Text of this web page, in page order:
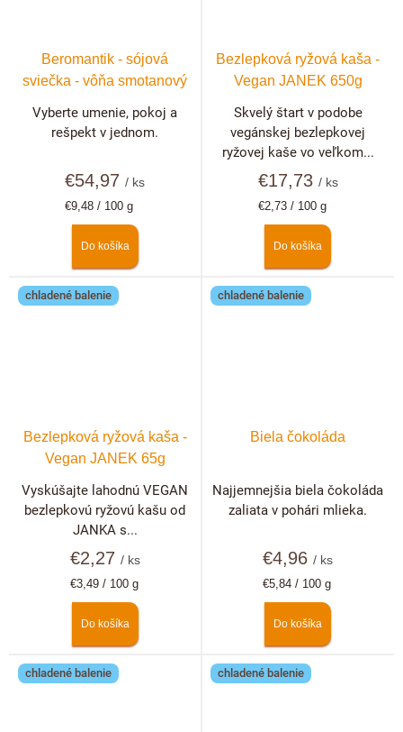
Beromantik - sójová
sviečka - vôňa smotanový
€54,97/ ks
Jednotková
€9,48 / 100 g
Do košíka
Vyberte umenie, pokoj a
rešpekt v jednom.
Bezlepková ryžová kaša -
Vegan JANEK 650g
€17,73 / ks
Jednotková
€2,73 / 100 g
Do košíka
Skvelý štart v podobe
vegánskej bezlepkovej
ryžovej kaše vo veľkom...
chladené balenie
Bezlepková ryžová kaša -
Vegan JANEK 65g
€2,27 / ks
Jednotková
€3,49 / 100 g
Do košíka
Vyskúšajte lahodnú VEGAN
bezlepkovú ryžovú kašu od
JANKA s...
chladené balenie
Biela čokoláda
€4,96/ ks
Jednotková
€5,84 / 100 g
Do košíka
Najjemnejšia biela čokoláda
zaliata v pohári mlieka.
chladené balenie chladené balenie